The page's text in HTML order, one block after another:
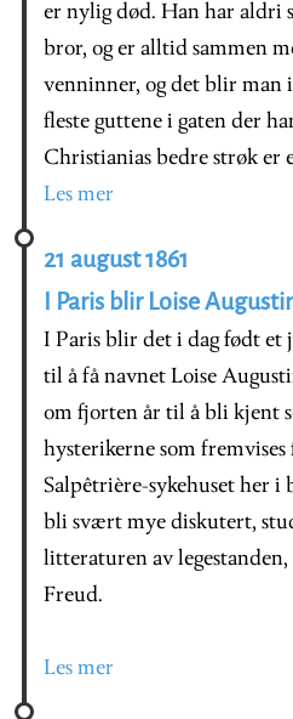
er nylig død. Han har aldri
bror, og er alltid sammen
venninner, og det blir man
fleste guttene i gaten der
Christianias bedre strøk er
Les mer
21 august 1861
I Paris blir Loise
I Paris blir det i dag født et
til å få navnet Loise
om fjorten år til å bli kjent
hysterikerne som
Salpêtrière-sykehuset her
bli svært mye diskutert,
litteraturen av
Freud.
Les mer